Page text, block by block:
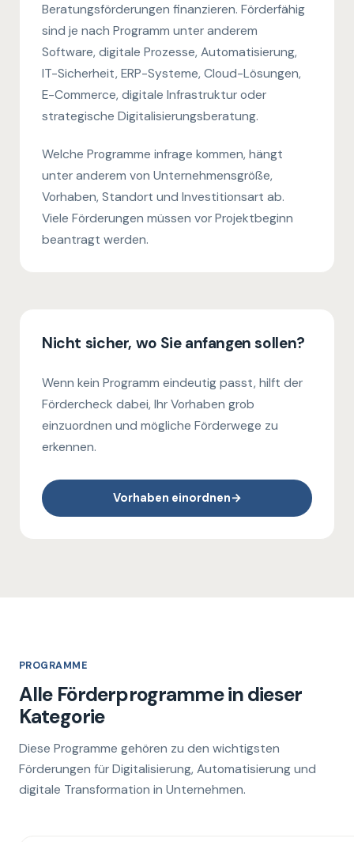
Beratungsförderungen finanzieren. Förderfähig
sind je nach Programm unter anderem
Software, digitale Prozesse, Automatisierung,
IT-Sicherheit, ERP-Systeme, Cloud-Lösungen,
E-Commerce, digitale Infrastruktur oder
strategische Digitalisierungsberatung.
Welche Programme infrage kommen, hängt
unter anderem von Unternehmensgröße,
Vorhaben, Standort und Investitionsart ab.
Viele Förderungen müssen vor Projektbeginn
beantragt werden.
Nicht sicher, wo Sie anfangen sollen?
Wenn kein Programm eindeutig passt, hilft der
Fördercheck dabei, Ihr Vorhaben grob
einzuordnen und mögliche Förderwege zu
erkennen.
Vorhaben einordnen→
PROGRAMME
Alle Förderprogramme in dieser
Kategorie
Diese Programme gehören zu den wichtigsten
Förderungen für Digitalisierung, Automatisierung und
digitale Transformation in Unternehmen.